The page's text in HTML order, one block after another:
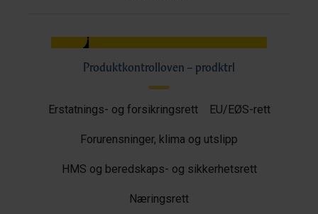
Produktkontrolloven – prodktrl
Erstatnings- og forsikringsrett EU/EØS-rett
Forurensninger, klima og utslipp
HMS og beredskaps- og sikkerhetsrett
Næringsrett